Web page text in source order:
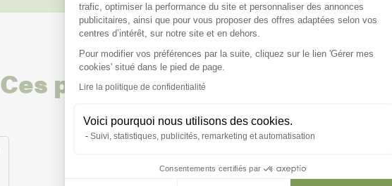
trafic, optimiser la performance du site et personnaliser des annonces
publicitaires, ainsi que pour vous proposer des offres adaptées selon vos
centres d’intérêt, sur notre site et en dehors.
Pour modifier vos préférences par la suite, cliquez sur le lien 'Gérer mes
cookies' situé dans le pied de page.
Lire la politique de confidentialité
Voici pourquoi nous utilisons des cookies.
Suivi, statistiques, publicités, remarketing et automatisation
Consentements certifiés par
Axeptio consent
Ces produits peuvent vous